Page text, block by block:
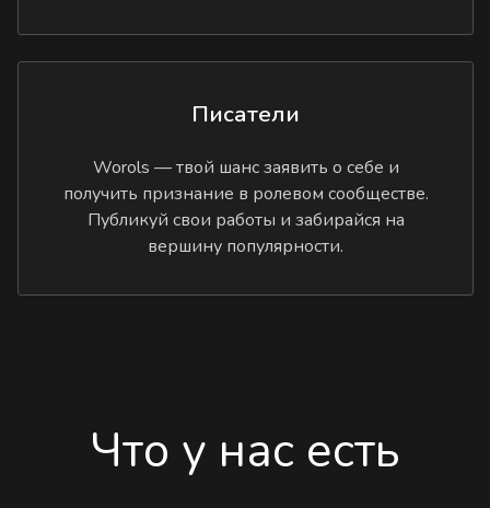
Писатели
Worols — твой шанс заявить о себе и
получить признание в ролевом сообществе.
Публикуй свои работы и забирайся на
вершину популярности.
Что у нас есть